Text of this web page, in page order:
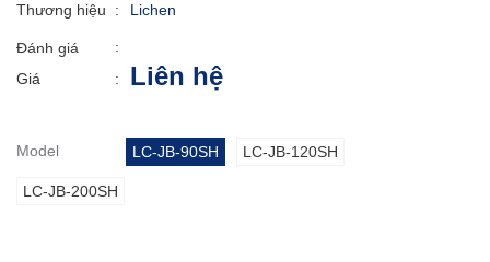
Thương hiệu : Lichen
Đánh giá
:
Giá
: Liên hệ
Model LC-JB-90SH LC-JB-120SH
LC-JB-200SH